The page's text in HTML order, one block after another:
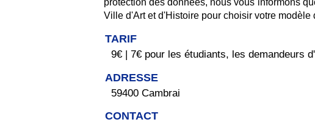
Ville d'Art et d'Histoire pour choisir votre modèle
TARIF
9€ | 7€ pour les étudiants, les demandeurs
ADRESSE
59400 Cambrai
CONTACT